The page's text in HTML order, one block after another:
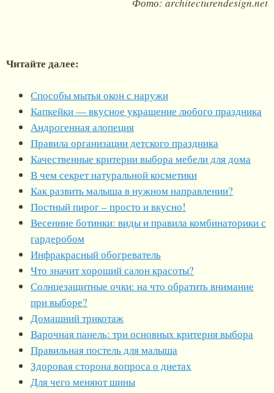
Читайте далее:
Способы мытья окон с наружи
Капкейки — вкусное украшение любого праздника
Андрогенная алопеция
Правила организации детского праздника
Качественные критерии выбора мебели для дома
В чем секрет натуральной косметики
Как развить малыша в нужном направлении?
Постный пирог – просто и вкусно!
Весенние ботинки: виды и правила комбинаторики с
гардеробом
Инфракрасный обогреватель
Что значит хороший салон красоты?
Солнцезащитные очки: на что обратить внимание
при выборе?
Домашний трикотаж
Варочная панель: три основных критерия выбора
Правильная постель для малыша
Здоровая сторона вопроса о диетах
Для чего меняют шины